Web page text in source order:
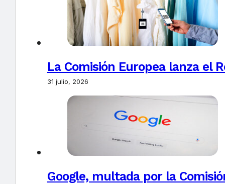
La Comisión Europea lanza el
31 julio, 2026
Google, multada por la